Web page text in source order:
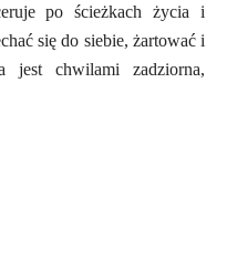
po ścieżkach życia i
się do siebie, żartować i
jest chwilami zadziorna,